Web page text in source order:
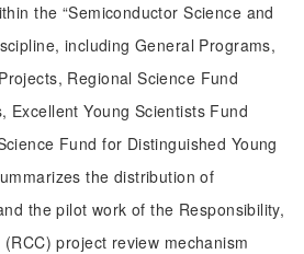
the “Semiconductor Science and
including General Programs,
Regional Science Fund
Excellent Young Scientists Fund
Fund for Distinguished Young
the distribution of
the pilot work of the Responsibility,
project review mechanism